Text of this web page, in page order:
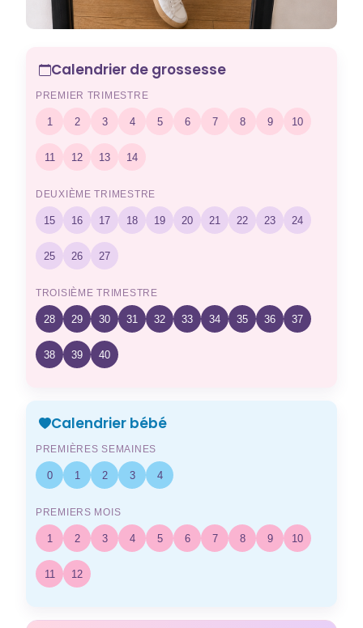
Calendrier de grossesse
PREMIER TRIMESTRE
1 2 3 4 5 6 7 8 9 10
11 12 13 14
DEUXIÈME TRIMESTRE
15 16 17 18 19 20 21 22 23 24
25 26 27
TROISIÈME TRIMESTRE
28 29 30 31 32 33 34 35 36 37
38 39 40
Calendrier bébé
PREMIÈRES SEMAINES
0 1 2 3 4
PREMIERS MOIS
1 2 3 4 5 6 7 8 9 10
11 12